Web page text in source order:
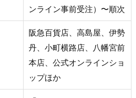
ンライン事前受注）〜順次
阪急百貨店、高島屋、伊勢
丹、小町横路店、八幡宮前
本店、公式オンラインショ
ップほか